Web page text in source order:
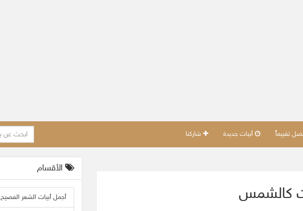
تقييماً أبيات جديدة شاركنا
كالشمس
الأقسام
أجمل أبيات الشعر الفصيح